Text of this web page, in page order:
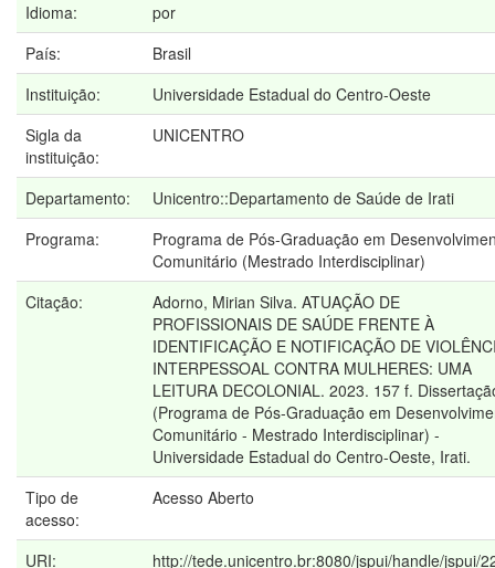
Idioma:
por
País:
Brasil
Instituição:
Universidade Estadual do Centro-Oeste
Sigla da
instituição:
UNICENTRO
Departamento:
Unicentro::Departamento de Saúde de Irati
Programa:
Programa de Pós-Graduação em
Comunitário (Mestrado Interdisciplinar)
Citação:
Adorno, Mirian Silva. ATUAÇÃO DE
PROFISSIONAIS DE SAÚDE FRENTE À
IDENTIFICAÇÃO E NOTIFICAÇÃO DE
INTERPESSOAL CONTRA MULHERES: UMA
LEITURA DECOLONIAL. 2023. 157 f.
(Programa de Pós-Graduação em
Comunitário - Mestrado Interdisciplinar) -
Universidade Estadual do Centro-Oeste, Irati.
Tipo de
acesso:
Acesso Aberto
URI: http://tede.unicentro.br:8080/jspui/handle/jspui/